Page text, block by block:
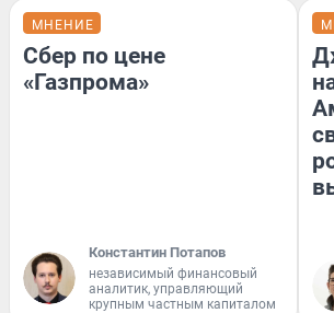
МНЕНИЕ
Сбер по цене
«Газпрома»
Константин Потапов
независимый финансовый
аналитик, управляющий
крупным частным капиталом